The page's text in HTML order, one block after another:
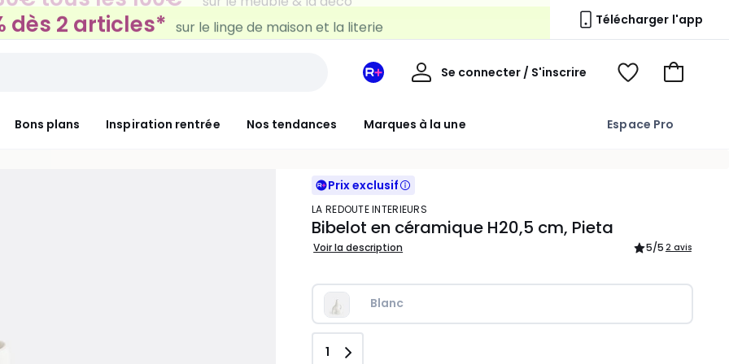
dès 2 articles* sur le linge de maison et la literie Télécharger l'app
Bons plans Inspiration rentrée Nos tendances Marques à la une Espace Pro
Mon
Redoute
Se connecter / S'inscrire
Mon
Voir
Voir
Prix exclusif
LA REDOUTE INTERIEURS
Bibelot en céramique H20,5 cm, Pieta
Voir la description 5/5 2 avis
Blanc
Quantité
1